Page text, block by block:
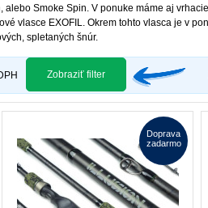
alebo Smoke Spin. V ponuke máme aj
vlasce EXOFIL. Okrem tohto vlasca je v
spletaných šnúr.
Zobraziť filter
Doprava
zadarmo